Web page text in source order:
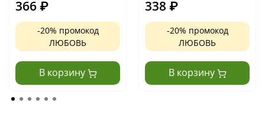
366 ₽
-20% промокод
ЛЮБОВЬ
В корзину
338 ₽
-20% промокод
ЛЮБОВЬ
В корзину